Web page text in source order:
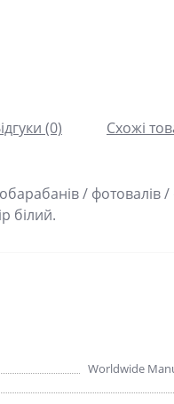
(0) Схожі
/ фотовалів /
білий.
Worldwide